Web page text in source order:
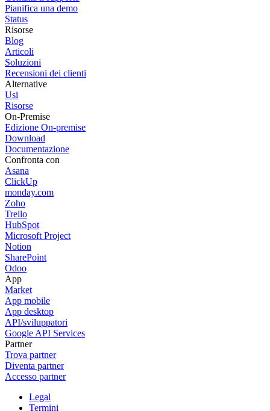
Pianifica una demo
Status
Risorse
Blog
Articoli
Soluzioni
Recensioni dei clienti
Alternative
Usi
Risorse
On-Premise
Edizione On-premise
Download
Documentazione
Confronta con
Asana
ClickUp
monday.com
Zoho
Trello
HubSpot
Microsoft Project
Notion
SharePoint
Odoo
App
Market
App mobile
App desktop
API/sviluppatori
Google API Services
Partner
Trova partner
Diventa partner
Accesso partner
Legal
Termini